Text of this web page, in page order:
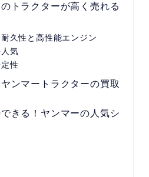
トラクターが高く売れる
久性と高性能エンジン
気
性
ヤンマートラクターの買取
きる！ヤンマーの人気シ